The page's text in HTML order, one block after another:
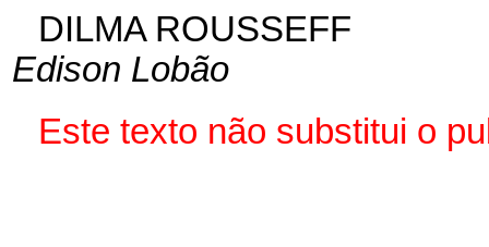
DILMA ROUSSEFF
Edison Lobão
Este texto não substitui o